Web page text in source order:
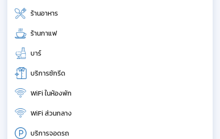
ร้านอาหาร
ร้านกาแฟ
บาร์
บริการซักรีด
WiFi ในห้องพัก
WiFi ส่วนกลาง
บริการจอดรถ